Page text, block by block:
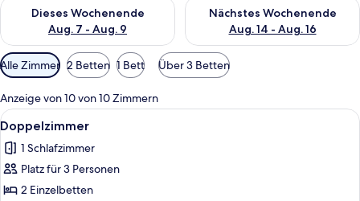
Dieses Wochenende
Aug. 7 - Aug. 9
Überprüfe die Verfügbarkeit für dieses Wochenende, Aug. 7
Nächstes Wochenende
Aug. 14 - Aug. 16
Überprüfe die Verfügbarkeit
Verfügbare
Filter
für
Zimmer
Alle Zimmer 2 Betten 1 Bett Über 3 Betten
Anzeige von 10 von 10 Zimmern
Alle
Fotos
für
Doppelzimmer
anzeigen
Ein Hotelzimmer mit einem
7
Doppelzimmer
1 Schlafzimmer
Platz für 3 Personen
2 Einzelbetten